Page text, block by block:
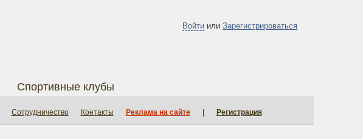
Войти или Зарегистрироваться
Спортивные клубы
Сотрудничество Контакты Реклама на сайте Регистрация